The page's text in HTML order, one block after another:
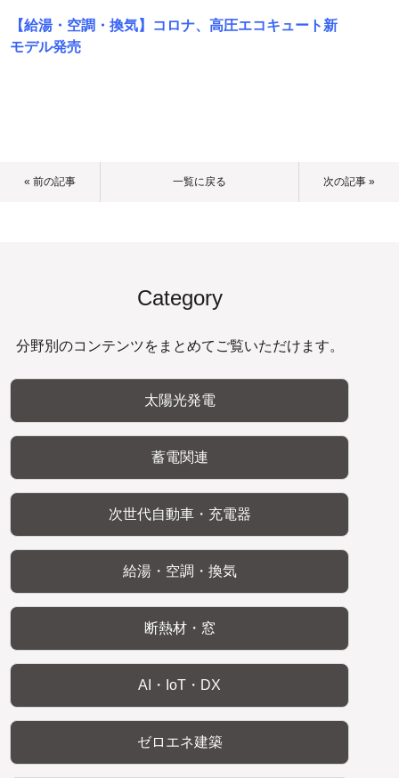
【給湯・空調・換気】コロナ、高圧エコキュート新
モデル発売
« 前の記事 一覧に戻る 次の記事 »
Category
分野別のコンテンツをまとめてご覧いただけます。
太陽光発電
蓄電関連
次世代自動車・充電器
給湯・空調・換気
断熱材・窓
AI・IoT・DX
ゼロエネ建築